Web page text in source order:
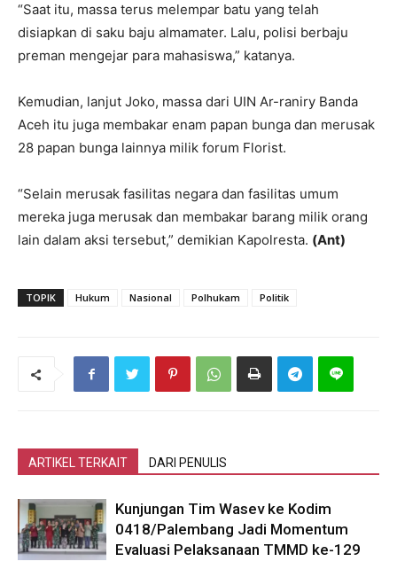
“Saat itu, massa terus melempar batu yang telah
disiapkan di saku baju almamater. Lalu, polisi berbaju
preman mengejar para mahasiswa,” katanya.
Kemudian, lanjut Joko, massa dari UIN Ar-raniry Banda
Aceh itu juga membakar enam papan bunga dan merusak
28 papan bunga lainnya milik forum Florist.
“Selain merusak fasilitas negara dan fasilitas umum
mereka juga merusak dan membakar barang milik orang
lain dalam aksi tersebut,” demikian Kapolresta. (Ant)
TOPIK Hukum Nasional Polhukam Politik
ARTIKEL TERKAIT DARI PENULIS
Kunjungan Tim Wasev ke Kodim
0418/Palembang Jadi Momentum
Evaluasi Pelaksanaan TMMD ke-129